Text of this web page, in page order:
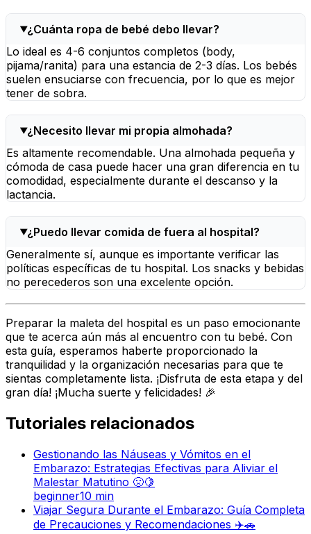
¿Cuánta ropa de bebé debo llevar?
Lo ideal es 4-6 conjuntos completos (body,
pijama/ranita) para una estancia de 2-3 días. Los bebés
suelen ensuciarse con frecuencia, por lo que es mejor
tener de sobra.
¿Necesito llevar mi propia almohada?
Es altamente recomendable. Una almohada pequeña y
cómoda de casa puede hacer una gran diferencia en tu
comodidad, especialmente durante el descanso y la
lactancia.
¿Puedo llevar comida de fuera al hospital?
Generalmente sí, aunque es importante verificar las
políticas específicas de tu hospital. Los snacks y bebidas
no perecederos son una excelente opción.
Preparar la maleta del hospital es un paso emocionante
que te acerca aún más al encuentro con tu bebé. Con
esta guía, esperamos haberte proporcionado la
tranquilidad y la organización necesarias para que te
sientas completamente lista. ¡Disfruta de esta etapa y del
gran día! ¡Mucha suerte y felicidades! 🎉
Tutoriales relacionados
Gestionando las Náuseas y Vómitos en el
Embarazo: Estrategias Efectivas para Aliviar el
Malestar Matutino 🤢🍋
beginner10 min
Viajar Segura Durante el Embarazo: Guía Completa
de Precauciones y Recomendaciones ✈️🚗